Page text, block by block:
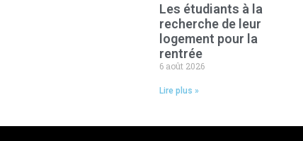
Les étudiants à la
recherche de leur
logement pour la
rentrée
6 août 2026
Lire plus »